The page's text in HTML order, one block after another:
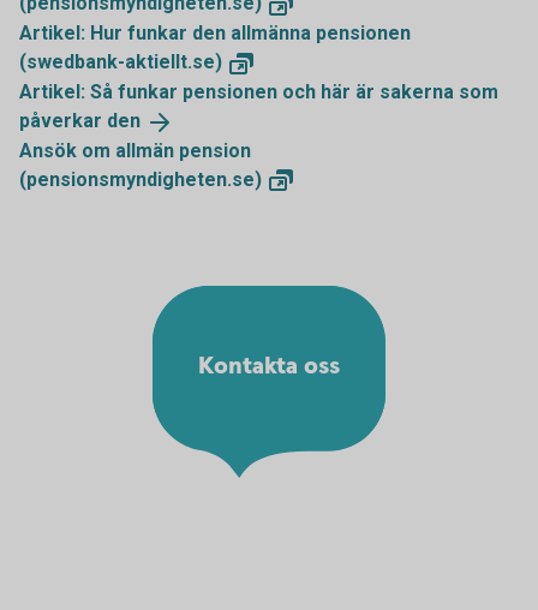
Artikel: Hur funkar den allmänna pensionen
(swedbank-aktiellt.se)
Artikel: Så funkar pensionen och här är sakerna som
påverkar den
Ansök om allmän pension
(pensionsmyndigheten.se)
Kontakta oss